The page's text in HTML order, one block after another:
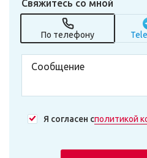
Свяжитесь со мной
По телефону
Я согласен сполитикой